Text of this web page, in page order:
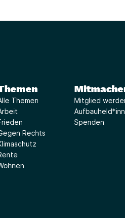
Fenster)
neues Fenster)
Themen
Rechts
Mitglied
Spenden